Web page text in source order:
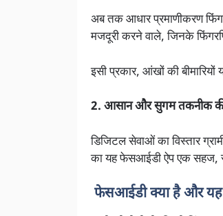
अब तक आधार प्रमाणीकरण
मजदूरी करने वाले, जिनके
इसी प्रकार, आंखों की बीमारियों
2. आसान और सुगम तकनीक
डिजिटल सेवाओं का विस्तार
का यह फेसआईडी ऐप एक सहज,
फेसआईडी क्या है और